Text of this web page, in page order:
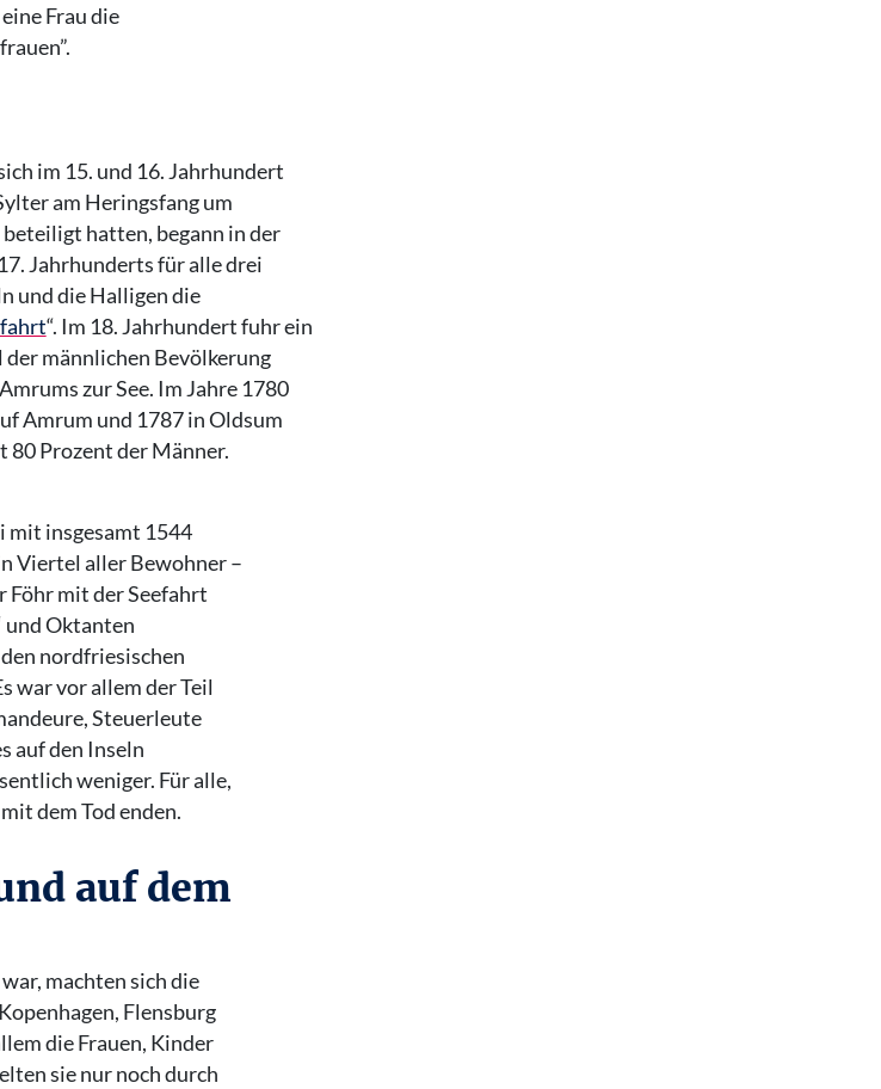
Frau die
im 15. und 16. Jahrhundert
am Heringsfang um
hatten, begann in der
Jahrhunderts für alle drei
und die Halligen die
“. Im 18. Jahrhundert fuhr ein
der männlichen Bevölkerung
zur See. Im Jahre 1780
Amrum und 1787 in Oldsum
80 Prozent der Männer.
mit insgesamt 1544
Viertel aller Bewohner –
Föhr mit der Seefahrt
und Oktanten
nordfriesischen
war vor allem der Teil
Steuerleute
auf den Inseln
weniger. Für alle,
dem Tod enden.
auf dem
machten sich die
Flensburg
die Frauen, Kinder
sie nur noch durch